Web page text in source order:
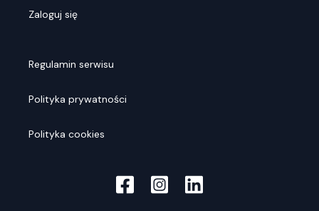
Zaloguj się
Regulamin serwisu
Polityka prywatności
Polityka cookies